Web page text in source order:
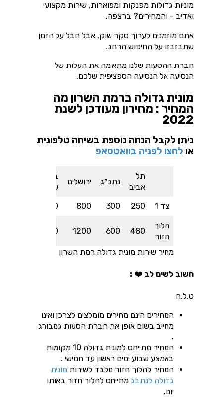
מוניות גדולות מפנקות ומפוארות, שירות מקצועי
ואדיב – והמחירים? ברצפה.
אתם מוזמנים לערוך סקר שוק, אבל חבל על הזמן
שתבזבזו על החיפוש הרחב.
חברת ההסעות שלנו מתאימה את העלות של
הנסיעה אל הנסיעה הספציפית שלכם.
מונית גדולה ברמת השרון מה
המחיר : מחירון מעודכן לשנת
2022
ניתן לקבל הנחה נוספת בשיחה טלפונית
או לחצו לפניה בוואטסאפ
תל
אביב
נתב״ג ירושלים
באר
שבע
צד 1 250
300
800
1000
הלוך
חזור
480
600
1200
1400
מחיר שירות מונית גדולה רמת השרון
חשוב לשים לב ❤️ :
ט.ל.ח
המחירים הינם מחירים מומלצים לצרכן ואינו
מחייב בשום אופן את חברת הסעות גמבורג
.
המחיר מתייחס למונית גדולה 10 מקומות
באמצע שבוע ימים ראשון עד חמישי .
המחיר להלוך חזור מלבד לשירות מונית
גדולה לנתבג מתייחס להלוך חזור באותו
יום.